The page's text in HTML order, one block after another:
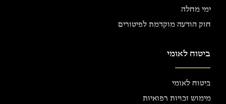
ימי מחלה
חוק הודעה מוקדמת לפיטורים
ביטוח לאומי
ביטוח לאומי
מימוש זכויות רפואיות